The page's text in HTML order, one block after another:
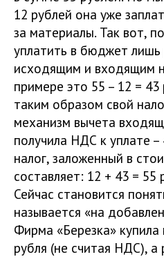
12 рублей она уже
за материалы. Так вот,
уплатить в бюджет
исходящим и входящим
примере это 55 – 12 =
таким образом свой
механизм вычета
получила НДС к уплате –
налог, заложенный в
составляет: 12 + 43 = 55
Сейчас становится
называется «на
Фирма «Березка»
рубля (не считая НДС), а